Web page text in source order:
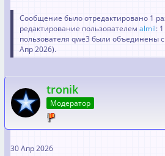
Зачем разделение? Это в начале
правило, после того как кабель
начали делать с двойной
Канал надо искать "UV-beständig"
если не повезёт будет он на
если дотронися.
поэтому или трубы из метала или
Сообщение было отредактировано 1
редактирование пользователем almil:
пользователя qwe3 были объединены
Апр 2026).
tronik
Модератор
30 Апр 2026